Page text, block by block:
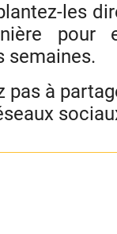
les
pour
semaines.
pas à